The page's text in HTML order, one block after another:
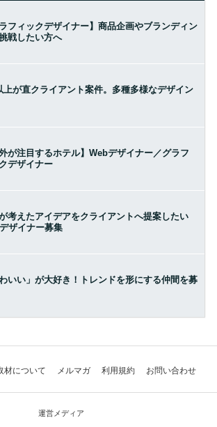
ラフィックデザイナー】商品企画やブランディン
戦したい方へ
上が直クライアント案件。多種多様なデザイン
外が注目するホテル】Webデザイナー／グラフ
デザイナー
考えたアイデアをクライアントへ提案したい
ザイナー募集
わいい」が大好き！トレンドを形にする仲間を募
材について メルマガ 利用規約 お問い合わせ
運営メディア